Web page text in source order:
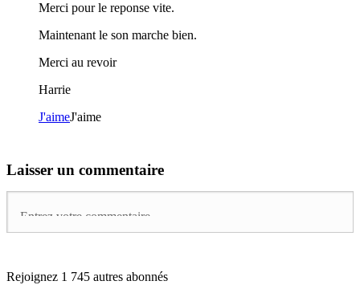
Merci pour le reponse vite.
Maintenant le son marche bien.
Merci au revoir
Harrie
J'aimeJ'aime
Laisser un commentaire
Rejoignez 1 745 autres abonnés